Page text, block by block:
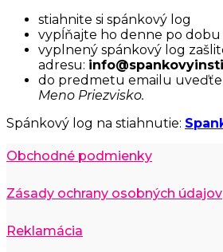
stiahnite si spánkový log
vypĺňajte ho denne po dobu
vyplnený spánkový log
adresu:
do predmetu emailu uveďťe
Meno Priezvisko.
Spánkový log na stiahnutie:
Obchodné podmienky
Zásady ochrany osobných údajov
Reklamácia